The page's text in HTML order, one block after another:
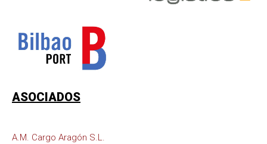
ASOCIADOS
A.M. Cargo Aragón S.L.